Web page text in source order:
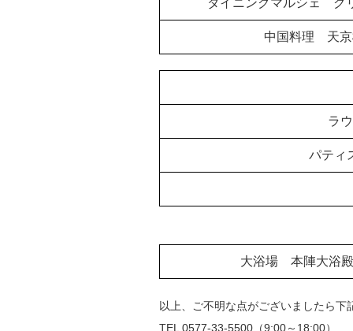
ダイニングマルシェ グ
中国料理 天京
ラ
パティ
大浴場 本陣大浴殿
以上、ご不明な点がございましたら下
TEL 0577-33-5500（9:00～18:00）